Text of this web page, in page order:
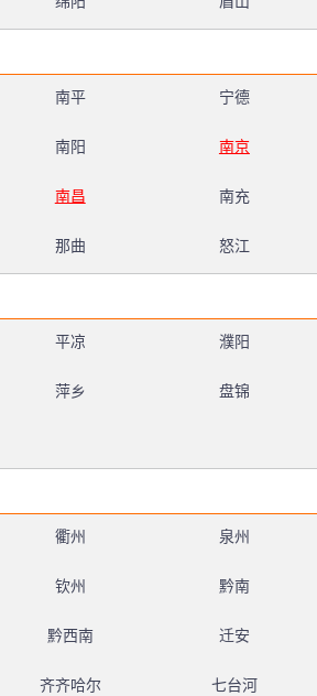
南平 宁德
南阳 南京
南昌 南充
那曲 怒江
平凉 濮阳
萍乡 盘锦
衢州 泉州
钦州 黔南
黔西南 迁安
齐齐哈尔 七台河